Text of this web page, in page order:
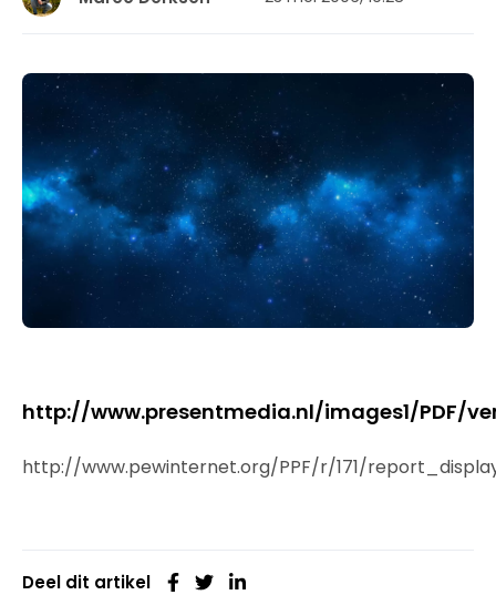
http://www.presentmedia.nl/images1/PDF/
http://www.pewinternet.org/PPF/r/171/
Deel dit artikel